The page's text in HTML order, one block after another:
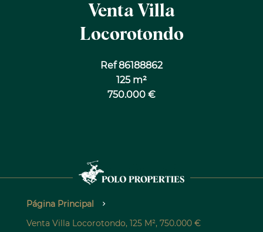
Venta Villa
Locorotondo
Ref 86188862
125 m²
750.000 €
Página Principal
Venta Villa Locorotondo, 125 M², 750.000 €